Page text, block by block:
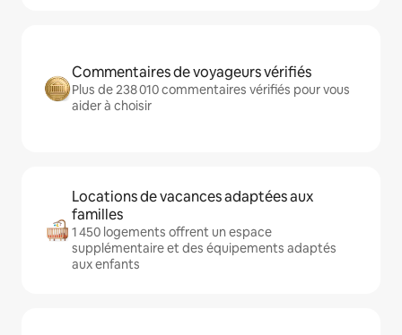
Commentaires de voyageurs vérifiés
Plus de 238 010 commentaires vérifiés pour vous
aider à choisir
Locations de vacances adaptées aux
familles
1 450 logements offrent un espace
supplémentaire et des équipements adaptés
aux enfants